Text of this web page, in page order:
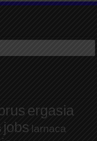
ergasia
jobs larnaca